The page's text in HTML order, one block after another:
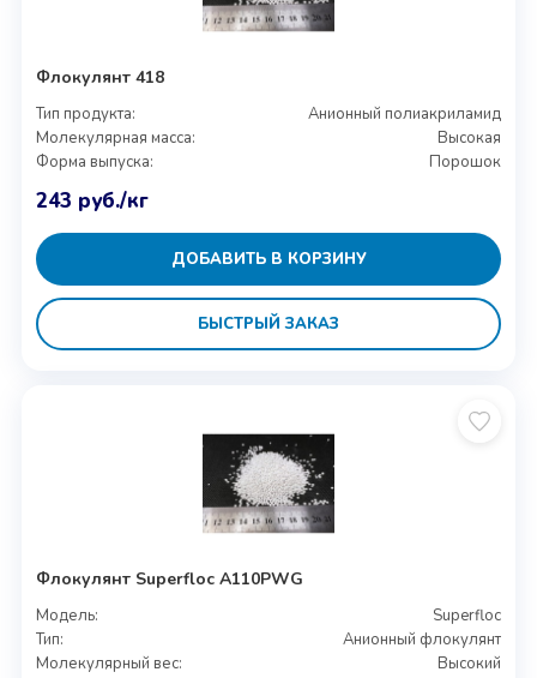
Флокулянт 418
Тип продукта:
Анионный полиакриламид
Молекулярная масса:
Высокая
Форма выпуска:
Порошок
243 руб./кг
ДОБАВИТЬ В КОРЗИНУ
БЫСТРЫЙ ЗАКАЗ
Флокулянт Superfloc A110PWG
Модель:
Superfloc
Тип:
Анионный флокулянт
Молекулярный вес:
Высокий